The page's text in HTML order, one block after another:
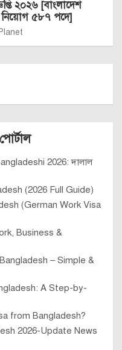
২০২৬ [বাংলাদেশ
নিয়োগ ৫৮৭ পদে]
2026: দালাল
(2026 Full Guide)
(German Work Visa
Business &
– Simple &
A Step-by-
from Bangladesh?
2026-Update News